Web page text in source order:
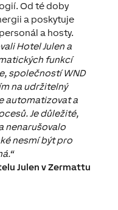
Od té doby
a poskytuje
a hosty.
Hotel Julen a
funkcí
společností WND
na udržitelný
automatizovat a
Je důležité,
nenarušovalo
nesmí být pro
Julen v Zermattu